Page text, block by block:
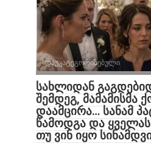
დაუკატეგორიზებული
სახლიდან
შემდეგ, მამამისმა
დაამცირა… სანამ
წამოდგა და
თუ ვინ იყო